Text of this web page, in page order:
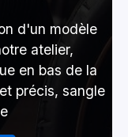
d'un modèle
atelier,
en bas de la
précis, sangle